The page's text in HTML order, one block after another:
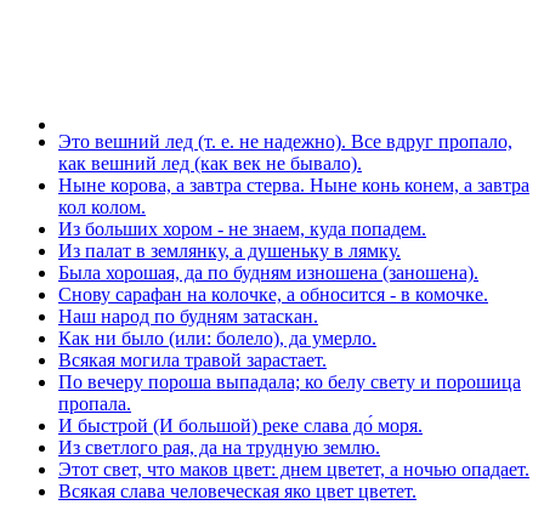
Это вешний лед (т. е. не надежно). Все вдруг пропало,
как вешний лед (как век не бывало).
Ныне корова, а завтра стерва. Ныне конь конем, а завтра
кол колом.
Из больших хором - не знаем, куда попадем.
Из палат в землянку, а душеньку в лямку.
Была хорошая, да по будням изношена (заношена).
Снову сарафан на колочке, а обносится - в комочке.
Наш народ по будням затаскан.
Как ни было (или: болело), да умерло.
Всякая могила травой зарастает.
По вечеру пороша выпадала; ко белу свету и порошица
пропала.
И быстрой (И большой) реке слава до́ моря.
Из светлого рая, да на трудную землю.
Этот свет, что маков цвет: днем цветет, а ночью опадает.
Всякая слава человеческая яко цвет цветет.